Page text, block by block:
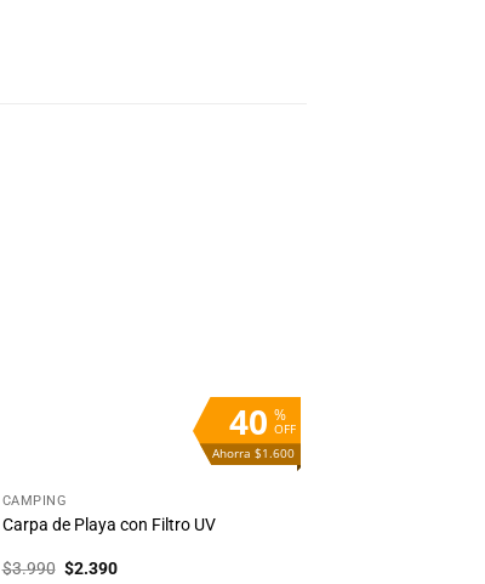
%
OFF
40
Ahorra $1.600
CAMPING
Carpa de Playa con Filtro UV
$3.990 El
$2.390El